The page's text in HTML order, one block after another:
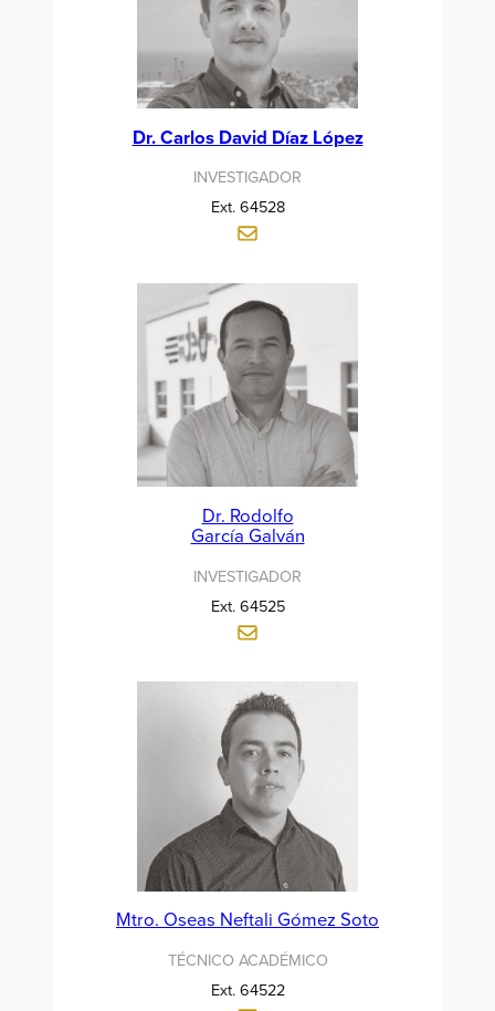
Dr. Carlos David Díaz López
INVESTIGADOR
Ext. 64528
Dr. Rodolfo
García Galván
INVESTIGADOR
Ext. 64525
Mtro. Oseas Neftali Gómez Soto
TÉCNICO ACADÉMICO
Ext. 64522